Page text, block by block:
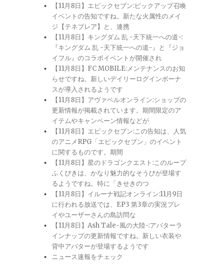
【11月8日】エピックセブン:ピックアップ召喚
イベントの告知ですね。新たな火属性のメイ
ジ【テネブレア】と、連携
【11月8日】キングダム 乱 -天下統一への道-:
『キングダム 乱 -天下統一への道-』と『ジョ
イフル』のコラボイベントが開催され
【11月8日】FC MOBILE:メンテナンスのお知
らせですね。新しいデイリーログインボーナ
スが導入されるようです
【11月8日】アヴァベルオンライン:ショップの
更新情報が掲載されています。期間限定のア
イテムやキャンペーン情報などが
【11月8日】エピックセブン:この告知は、人気
のアニメRPG「エピックセブン」のイベント
に関するものです。期間
【11月8日】星のドラゴンクエスト:このループ
ふくびきは、かなり魅力的なそうびが登場す
るようですね。特に「きせきのつ
【11月8日】イルーナ戦記オンライン:11月9日
に行われる放送では、EP3 第3章の実況プレ
イやユーザーさんの島訪問な
【11月8日】Ash Tale-風の大陸-:アバターラ
インナップの更新情報ですね。新しい衣装や
背中アバターが登場するようです
ニュース速報をチェック